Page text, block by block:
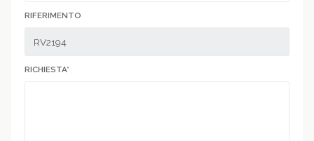
RIFERIMENTO
RICHIESTA*